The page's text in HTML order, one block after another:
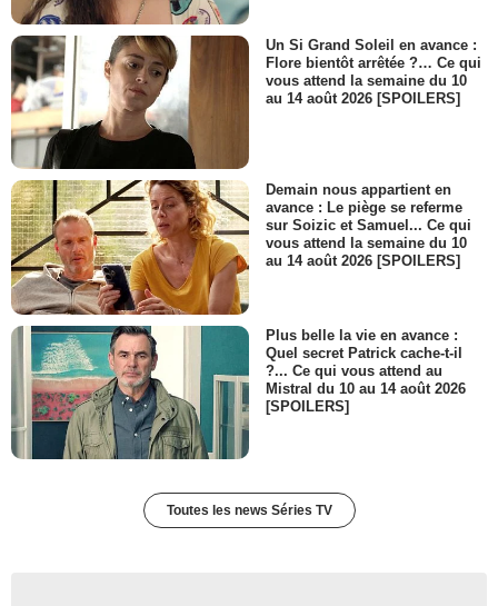
Un Si Grand Soleil en avance :
Flore bientôt arrêtée ?… Ce qui
vous attend la semaine du 10
au 14 août 2026 [SPOILERS]
Demain nous appartient en
avance : Le piège se referme
sur Soizic et Samuel... Ce qui
vous attend la semaine du 10
au 14 août 2026 [SPOILERS]
Plus belle la vie en avance :
Quel secret Patrick cache-t-il
?... Ce qui vous attend au
Mistral du 10 au 14 août 2026
[SPOILERS]
Toutes les news Séries TV